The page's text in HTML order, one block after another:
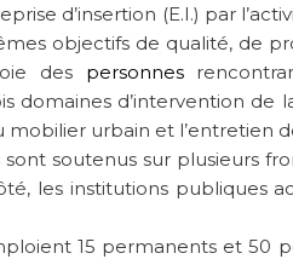
d’insertion (E.I.) par
objectifs de qualité, de
des personnes
domaines d’intervention
urbain et l’entretien
soutenus sur plusieurs
les institutions publiques
15 permanents et 50